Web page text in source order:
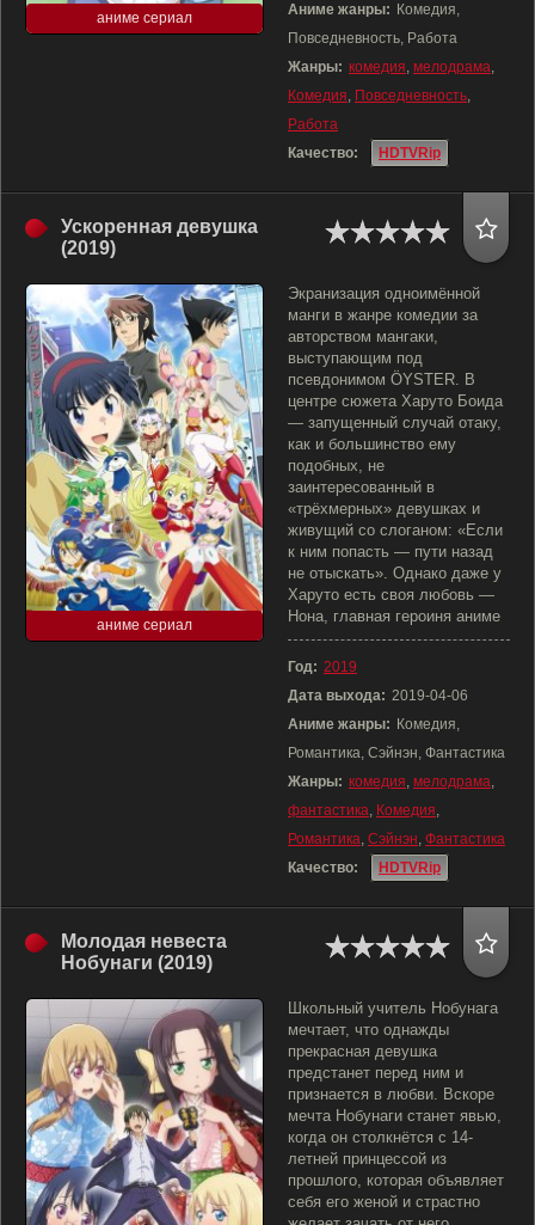
аниме сериал
Аниме жанры: Комедия,
Повседневность, Работа
Жанры: комедия, мелодрама,
Комедия, Повседневность,
Работа
Качество:
HDTVRip
Ускоренная девушка
(2019)
аниме сериал
Экранизация одноимённой
манги в жанре комедии за
авторством мангаки,
выступающим под
псевдонимом ÖYSTER. В
центре сюжета Харуто Боида
— запущенный случай отаку,
как и большинство ему
подобных, не
заинтересованный в
«трёхмерных» девушках и
живущий со слоганом: «Если
к ним попасть — пути назад
не отыскать». Однако даже у
Харуто есть своя любовь —
Нона, главная героиня аниме
Год: 2019
Дата выхода: 2019-04-06
Аниме жанры: Комедия,
Романтика, Сэйнэн, Фантастика
Жанры: комедия, мелодрама,
фантастика, Комедия,
Романтика, Сэйнэн, Фантастика
Качество:
HDTVRip
Молодая невеста
Нобунаги (2019)
Школьный учитель Нобунага
мечтает, что однажды
прекрасная девушка
предстанет перед ним и
признается в любви. Вскоре
мечта Нобунаги станет явью,
когда он столкнётся с 14-
летней принцессой из
прошлого, которая объявляет
себя его женой и страстно